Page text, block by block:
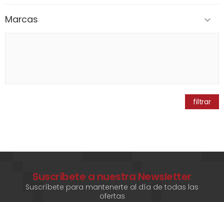
Marcas
filtrar
Suscríbete a nuestra Newsletter
Suscríbete para mantenerte al día de todas las
ofertas